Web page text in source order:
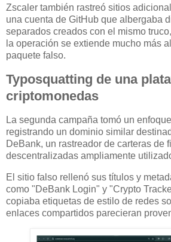
Zscaler también rastreó sitios
una cuenta de GitHub que albergaba
separados creados con el mismo
la operación se extiende mucho más
paquete falso.
Typosquatting de una
criptomonedas
La segunda campaña tomó un
registrando un dominio similar
DeBank, un rastreador de carteras de
descentralizadas ampliamente
El sitio falso rellenó sus títulos y
como "DeBank Login" y "Crypto
copiaba etiquetas de estilo de redes
enlaces compartidos parecieran